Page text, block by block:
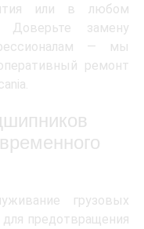
или в любом
замену
— мы
ремонт
грузовых
предотвращения